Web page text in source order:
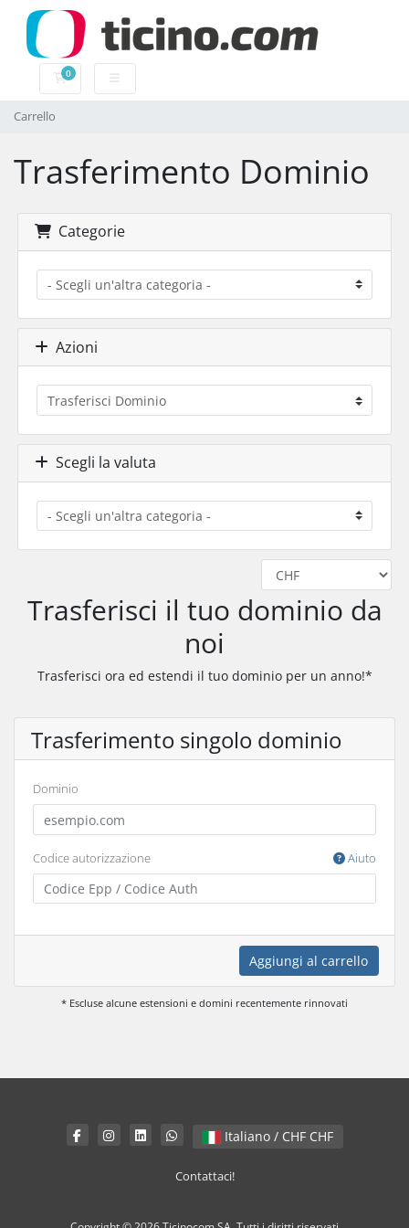
0
Carrello
Carrello
Trasferimento Dominio
Categorie
Azioni
Scegli la valuta
Trasferisci il tuo dominio da
noi
Trasferisci ora ed estendi il tuo dominio per un anno!*
Trasferimento singolo dominio
Dominio
Codice autorizzazione Aiuto
Aggiungi al carrello
* Escluse alcune estensioni e domini recentemente rinnovati
Italiano / CHF CHF
Contattaci!